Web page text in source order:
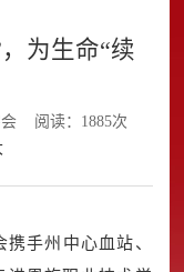
为生命“续
阅读：1885次
手州中心血站、